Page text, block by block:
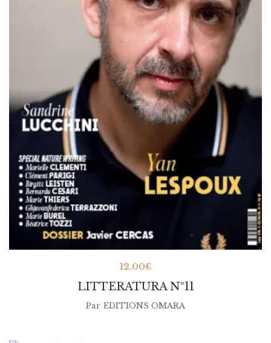
LITTERATURA Nº11
12.00€
Par EDITIONS OMARA